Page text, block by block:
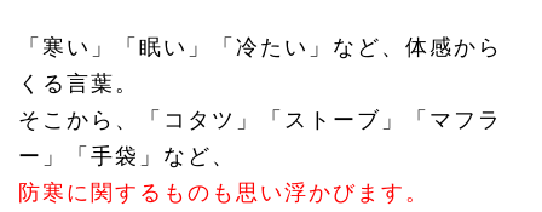
「寒い」「眠い」「冷たい」など、体感から
くる言葉。
そこから、「コタツ」「ストーブ」「マフラ
ー」「手袋」など、
防寒に関するものも思い浮かびます。